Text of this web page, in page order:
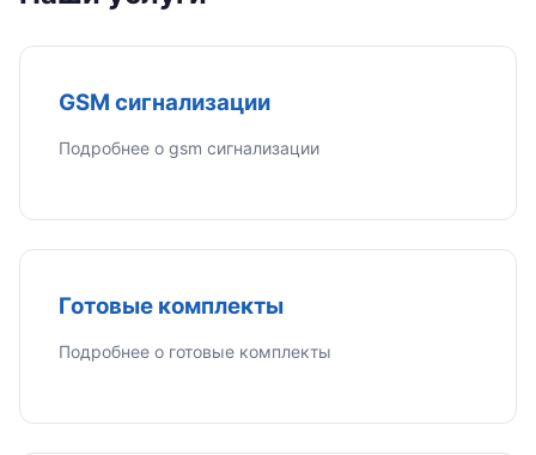
GSM сигнализации
Подробнее о gsm сигнализации
Готовые комплекты
Подробнее о готовые комплекты